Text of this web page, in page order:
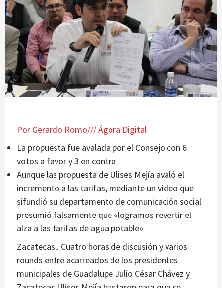
Por Gerardo Romo/// Ágora Digital
La propuesta fue avalada por el Consejo con 6
votos a favor y 3 en contra
Aunque las propuesta de Ulises Mejía avaló el
incremento a las tarifas, mediante un video que
sifundió su departamento de comunicación social
presumió falsamente que «logramos revertir el
alza a las tarifas de agua potable»
Zacatecas,. Cuatro horas de discusión y varios
rounds entre acarreados de los presidentes
municipales de Guadalupe Julio César Chávez y